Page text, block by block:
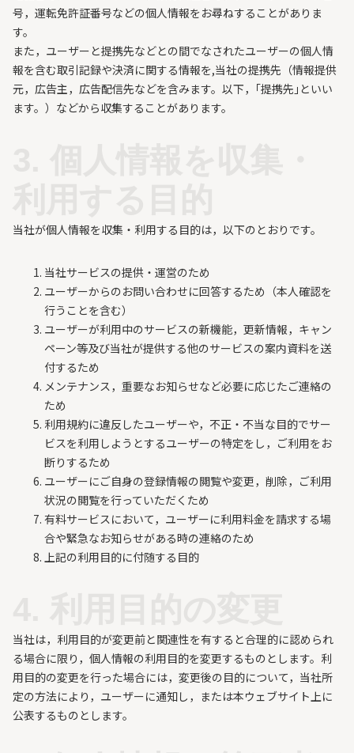
号，運転免許証番号などの個人情報をお尋ねすることがありま
す。
また，ユーザーと提携先などとの間でなされたユーザーの個人情
報を含む取引記録や決済に関する情報を,当社の提携先（情報提供
元，広告主，広告配信先などを含みます。以下，｢提携先｣といい
ます。）などから収集することがあります。
当社が個人情報を収集・利用する目的は，以下のとおりです。
当社サービスの提供・運営のため
ユーザーからのお問い合わせに回答するため（本人確認を
行うことを含む）
ユーザーが利用中のサービスの新機能，更新情報，キャン
ペーン等及び当社が提供する他のサービスの案内資料を送
付するため
メンテナンス，重要なお知らせなど必要に応じたご連絡の
ため
利用規約に違反したユーザーや，不正・不当な目的でサー
ビスを利用しようとするユーザーの特定をし，ご利用をお
断りするため
ユーザーにご自身の登録情報の閲覧や変更，削除，ご利用
状況の閲覧を行っていただくため
有料サービスにおいて，ユーザーに利用料金を請求する場
合や緊急なお知らせがある時の連絡のため
上記の利用目的に付随する目的
当社は，利用目的が変更前と関連性を有すると合理的に認められ
る場合に限り，個人情報の利用目的を変更するものとします。利
用目的の変更を行った場合には，変更後の目的について，当社所
定の方法により，ユーザーに通知し，または本ウェブサイト上に
公表するものとします。